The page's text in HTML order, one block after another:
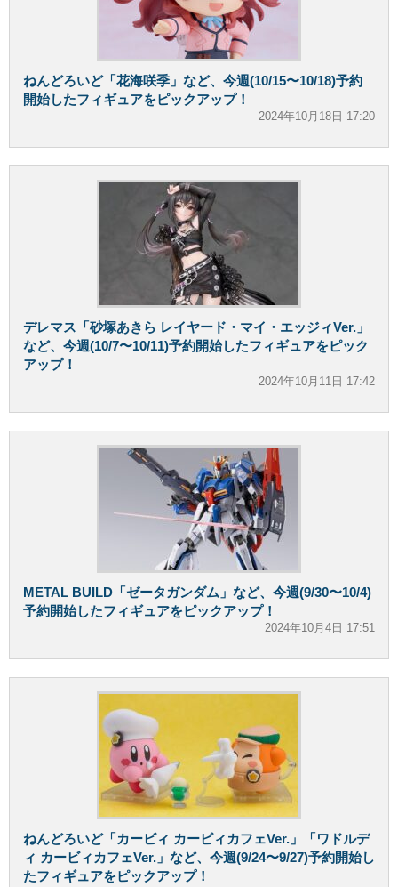
ねんどろいど「花海咲季」など、今週(10/15〜10/18)予約
開始したフィギュアをピックアップ！
2024年10月18日 17:20
デレマス「砂塚あきら レイヤード・マイ・エッジィVer.」
など、今週(10/7〜10/11)予約開始したフィギュアをピック
アップ！
2024年10月11日 17:42
METAL BUILD「ゼータガンダム」など、今週(9/30〜10/4)
予約開始したフィギュアをピックアップ！
2024年10月4日 17:51
ねんどろいど「カービィ カービィカフェVer.」「ワドルデ
ィ カービィカフェVer.」など、今週(9/24〜9/27)予約開始し
たフィギュアをピックアップ！